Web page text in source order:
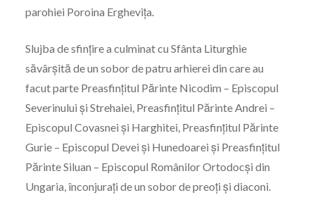
parohiei Poroina Ergheviţa.
Slujba de sfinţire a culminat cu Sfânta Liturghie
săvârşită de un sobor de patru arhierei din care au
facut parte Preasfinţitul Părinte Nicodim – Episcopul
Severinului şi Strehaiei, Preasfinţitul Părinte Andrei –
Episcopul Covasnei şi Harghitei, Preasfinţitul Părinte
Gurie – Episcopul Devei şi Hunedoarei şi Preasfinţitul
Părinte Siluan – Episcopul Românilor Ortodocși din
Ungaria, înconjuraţi de un sobor de preoţi şi diaconi.